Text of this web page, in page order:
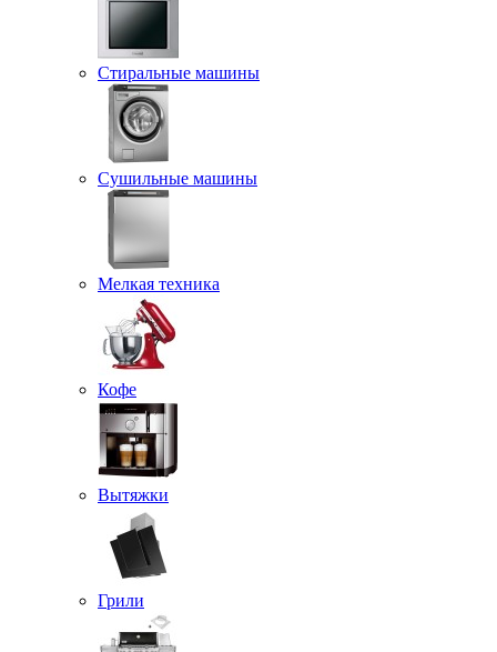
Стиральные машины
Сушильные машины
Мелкая техника
Кофе
Вытяжки
Грили